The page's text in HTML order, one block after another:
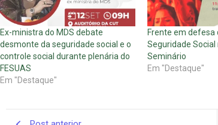
Ex-ministra do MDS debate
desmonte da seguridade social e o
controle social durante plenária do
FESUAS
Em "Destaque"
Frente em defesa
Seguridade Social
Seminário
Em "Destaque"